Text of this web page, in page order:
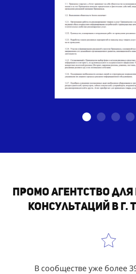
Промо агентство
консультаций в г.
В сообществе уже более